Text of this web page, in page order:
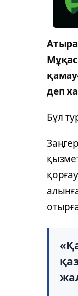
деп
Бұл